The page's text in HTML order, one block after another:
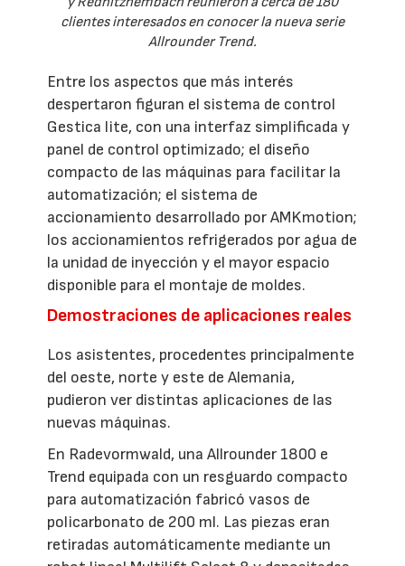
clientes interesados en conocer la nueva serie
Allrounder Trend.
Entre los aspectos que más interés
despertaron figuran el sistema de control
Gestica lite, con una interfaz simplificada y
panel de control optimizado; el diseño
compacto de las máquinas para facilitar la
automatización; el sistema de
accionamiento desarrollado por AMKmotion;
los accionamientos refrigerados por agua de
la unidad de inyección y el mayor espacio
disponible para el montaje de moldes.
Demostraciones de aplicaciones reales
Los asistentes, procedentes principalmente
del oeste, norte y este de Alemania,
pudieron ver distintas aplicaciones de las
nuevas máquinas.
En Radevormwald, una Allrounder 1800 e
Trend equipada con un resguardo compacto
para automatización fabricó vasos de
policarbonato de 200 ml. Las piezas eran
retiradas automáticamente mediante un